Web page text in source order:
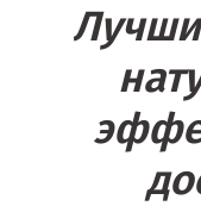
Лангепас
Липецк